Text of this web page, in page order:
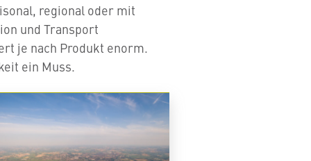
regional oder mit
und Transport
je nach Produkt enorm.
ein Muss.